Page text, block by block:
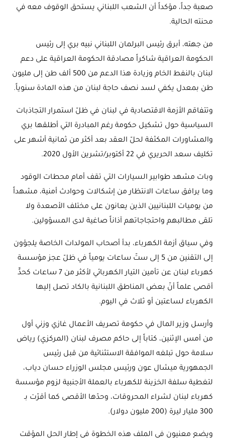
صعبة جداً، مؤكداً أن الشعب اللبناني يستحق الوقوف معه في
محنته الحالية.
من جهته، أبرق رئيس البرلمان اللبناني نبيه بري إلى رئيس
الحكومة العراقية شاكراً مصادقة الحكومة العراقية على دعم
لبنان بالنفط الخام وزيادة هذا الدعم من 500 ألف طن إلى مليون
طن بمعدل يكفي لسد نصف حاجة لبنان من هذه المادة سنوياً.
وتتفاقم الأزمة الاقتصادية في لبنان في ظلّ استمرار التجاذبات
السياسية حول تشكيل حكومة رغم المبادرة التي أطلقها بري
والمشاورات المكثفة لحلّ العقد بعد أكثر من ثمانية أشهر على
تكليف سعد الحريري في 22 أكتوبر/تشرين الأول 2020.
وبات مشهد طوابير السيارات التي تقف أمام محطات الوقود
وما يرافق ساعات الانتظار من إشكالات وحوادث أمنية، مشهداً
من يوميات اللبنانيين الذين يعانون على مختلف الأصعدة ولا
تلقى مطالبهم واحتجاجاتهم آذاناً صاغية لدى المسؤولين.
وفي سياق أزمة الكهرباء، بدأ أصحاب المولدات الخاصة يلجؤون
إلى التقنين من 5 إلى ستّ ساعات يومياً في ظلّ عجز مؤسسة
كهرباء لبنان عن تأمين التيار الكهربائي لأكثر من 7 ساعات كحدٍّ
أقصى علماً أنّ بعض المناطق اللبنانية بالكاد تصل إليها
الكهرباء لساعتين أو ثلاث في اليوم.
وأرسل وزير المال في حكومة تصريف الأعمال غازي وزني أول
من أمس الإثنين، كتاباً إلى حاكم مصرف لبنان (المركزي) رياض
سلامة حول تبلغه الموافقة الاستثنائية من قبل رئيس
الجمهورية ميشال عون ورئيس مجلس الوزراء حسان دياب،
لتغطية سلفة الخزينة للكهرباء بالعملة الأجنبية لزوم مؤسسة
كهرباء لبنان لشراء المحروقات، وحدّها الأقصى كما أقرّت بـ
300 مليار ليرة (200 مليون دولار).
ويضع معنيون في الملف هذه الخطوة في إطار الحل المؤقت